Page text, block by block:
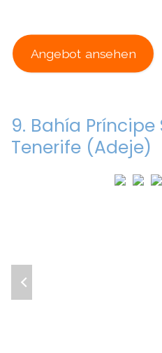
Angebot ansehen
9. Bahía
Tenerife (Adeje)